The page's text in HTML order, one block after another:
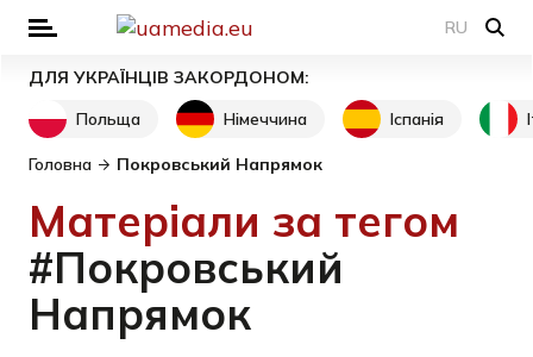
RU
ДЛЯ УКРАЇНЦІВ ЗАКОРДОНОМ:
Польща
Німеччина Іспанія
Головна Покровський Напрямок
Матеріали за тегом
#Покровський
Напрямок